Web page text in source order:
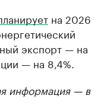
на 2026
экспорт — на
— на 8,4%.
информация — в